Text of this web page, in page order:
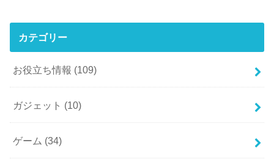
カテゴリー
お役立ち情報 (109)
ガジェット (10)
ゲーム (34)